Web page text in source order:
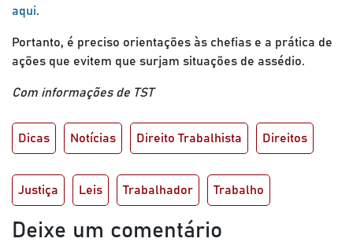
aqui.
Portanto, é preciso orientações às chefias e a prática de
ações que evitem que surjam situações de assédio.
Com informações de TST
Dicas Notícias Direito Trabalhista Direitos
Justiça Leis Trabalhador Trabalho
Deixe um comentário